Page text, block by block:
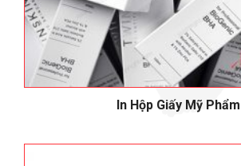
In Hộp Giấy Mỹ Phẩm